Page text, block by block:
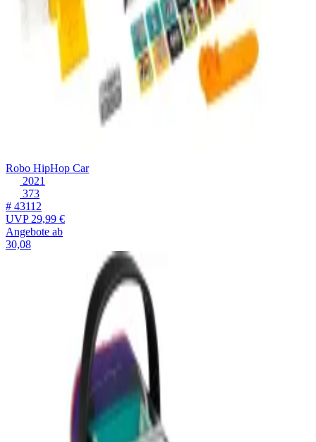
Robo HipHop Car
2021
373
# 43112
UVP29,99 €
Angebote ab
30,08